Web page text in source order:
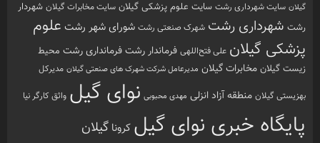
گیلان سایت شهرداری رشت سایت علوم پزشکی گیلان سایت مخابرات گیلان شهردار
رشت شهرداری رشت شهرک صنعتی رشت شورای شهر رشت علوم
پزشکی گیلان علی فتح‌اللهی فرماندار رشتفرمانداری رشت محیط
زیست گیلانمخابرات گیلان مدیرعامل شرکت شهرک های صنعتی گیلان مدیرکل
بهزیستی گیلان منطقه آزاد انزلی مهدی محبوبی نوای گیل واثق کارگر نیا
پایگاه خبری نوای گیل کرونا گیلان